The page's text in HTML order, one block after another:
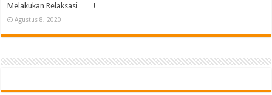
Melakukan Relaksasi……!
Agustus 8, 2020